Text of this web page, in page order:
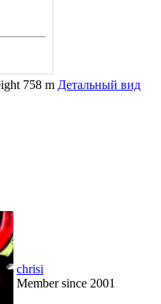
758 m Детальный вид
chrisi
Member since 2001